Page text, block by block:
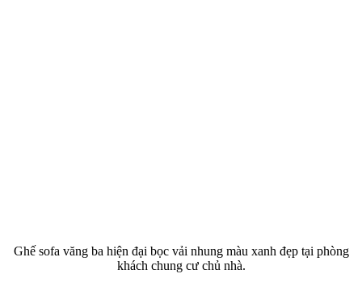
Ghế sofa văng ba hiện đại bọc vải nhung màu xanh đẹp tại phòng
khách chung cư chủ nhà.